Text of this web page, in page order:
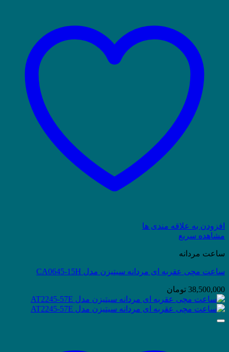
افزودن به علاقه مندی ها
مشاهده سریع
ساعت مردانه
ساعت مچی عقربه ای مردانه سیتیزن مدل CA0645-15H
38,500,000 تومان